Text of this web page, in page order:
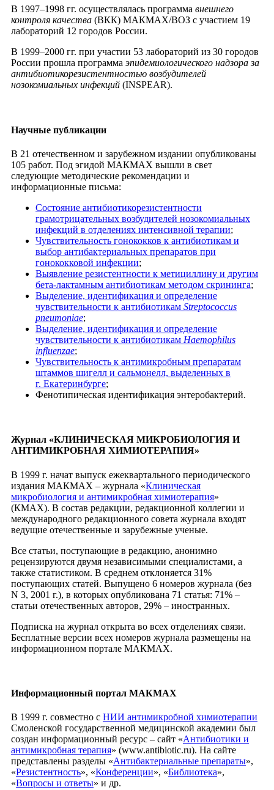
В 1997–1998 гг. осуществлялась программа внешнего
контроля качества (ВКК) МАКМАХ/ВОЗ с участием 19
лабораторий 12 городов России.
В 1999–2000 гг. при участии 53 лабораторий из 30 городов
России прошла программа эпидемиологического надзора за
антибиотикорезистентностью возбудителей
нозокомиальных инфекций (INSPEAR).
Научные публикации
В 21 отечественном и зарубежном издании опубликованы
105 работ. Под эгидой МАКМАХ вышли в свет
следующие методические рекомендации и
информационные письма:
Состояние антибиотикорезистентности
грамотрицательных возбудителей нозокомиальных
инфекций в отделениях интенсивной терапии;
Чувствительность гонококков к антибиотикам и
выбор антибактериальных препаратов при
гонококковой инфекции;
Выявление резистентности к метициллину и другим
бета-лактамным антибиотикам методом скрининга;
Выделение, идентификация и определение
чувствительности к антибиотикам Streptococcus
pneumoniae;
Выделение, идентификация и определение
чувствительности к антибиотикам Haemophilus
influenzae;
Чувствительность к антимикробным препаратам
штаммов шигелл и сальмонелл, выделенных в
г. Екатеринбурге;
Фенотипическая идентификация энтеробактерий.
Журнал «КЛИНИЧЕСКАЯ МИКРОБИОЛОГИЯ И
АНТИМИКРОБНАЯ ХИМИОТЕРАПИЯ»
В 1999 г. начат выпуск ежеквартального периодического
издания МАКМАХ – журнала «Клиническая
микробиология и антимикробная химиотерапия»
(КМАХ). В состав редакции, редакционной коллегии и
международного редакционного совета журнала входят
ведущие отечественные и зарубежные ученые.
Все статьи, поступающие в редакцию, анонимно
рецензируются двумя независимыми специалистами, а
также статистиком. В среднем отклоняется 31%
поступающих статей. Выпущено 6 номеров журналa (без
N 3, 2001 г.), в которых опубликована 71 статья: 71% –
статьи отечественных авторов, 29% – иностранных.
Подписка на журнал открыта во всех отделениях связи.
Бесплатные версии всех номеров журнала размещены на
информационном портале МАКМАХ.
Информационный портал МАКМАХ
В 1999 г. совместно с НИИ антимикробной химиотерапии
Смоленской государственной медицинской академии был
создан информационный ресурс – сайт «Антибиотики и
антимикробная терапия» (www.antibiotic.ru). На сайте
представлены разделы «Антибактериальные препараты»,
«Резистентность», «Конференции», «Библиотека»,
«Вопросы и ответы» и др.